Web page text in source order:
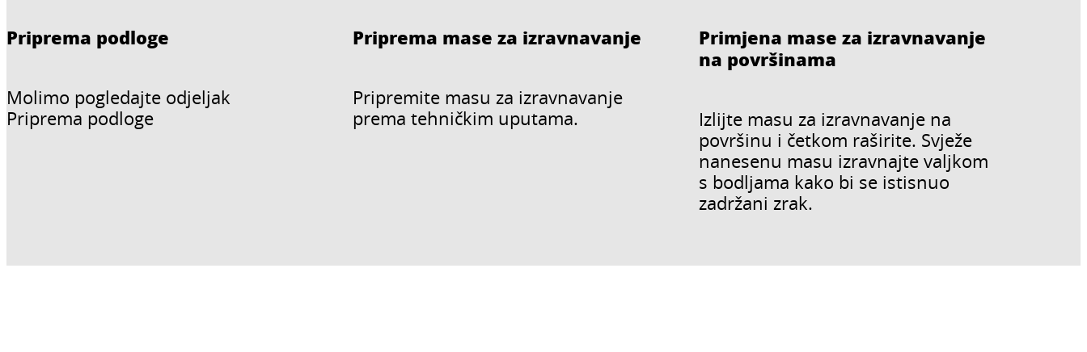
Priprema podloge
Molimo pogledajte odjeljak
Priprema podloge
Priprema mase za izravnavanje
Pripremite masu za izravnavanje
prema tehničkim uputama.
Primjena mase za izravnavanje
na površinama
Izlijte masu za izravnavanje na
površinu i četkom raširite. Svježe
nanesenu masu izravnajte valjkom
s bodljama kako bi se istisnuo
zadržani zrak.